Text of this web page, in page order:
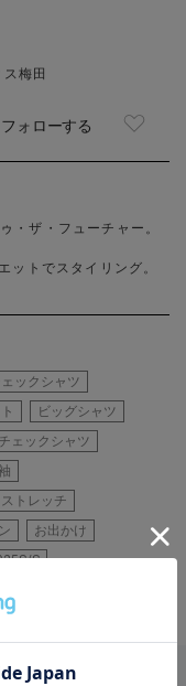
梅田
フォローする
・ザ・フューチャー。
ットでスタイリング。
ックシャツ
ビッグシャツ
チェックシャツ
ストレッチ
お出かけ
S